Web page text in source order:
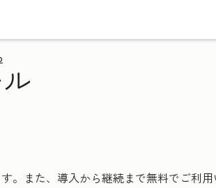
また、導入から継続まで無料でご利